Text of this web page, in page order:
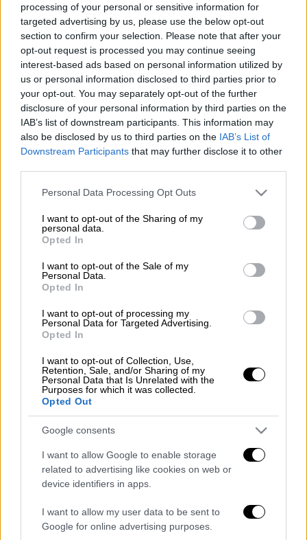
processing of your personal or sensitive information for
targeted advertising by us, please use the below opt-out
section to confirm your selection. Please note that after your
opt-out request is processed you may continue seeing
interest-based ads based on personal information utilized by
us or personal information disclosed to third parties prior to
your opt-out. You may separately opt-out of the further
disclosure of your personal information by third parties on the
IAB’s list of downstream participants. This information may
also be disclosed by us to third parties on the IAB’s List of
Downstream Participants that may further disclose it to other
Please note that this website/app uses one or more Google
not limited to your visit or usage behaviour. You may click to
grant or deny consent to Google and its third-party tags to
use your data for below specified purposes in below Google
consent section.
Personal Data Processing Opt Outs
I want to opt-out of the Sharing of my
personal data.
Opted In
I want to opt-out of the Sale of my
Personal Data.
Opted In
I want to opt-out of processing my
Personal Data for Targeted Advertising.
Opted In
I want to opt-out of Collection, Use,
Retention, Sale, and/or Sharing of my
Personal Data that Is Unrelated with the
Purposes for which it was collected.
Opted Out
Google consents
I want to allow Google to enable storage
related to advertising like cookies on web or
device identifiers in apps.
I want to allow my user data to be sent to
Google for online advertising purposes.
και κανείς δεν τολμούσε να το μεταφράσει...
Προσθέστε το ΕΘΝΟΣ στη Google
Στις στοές είναι κάτι σαν… Ευαγγέλιο και η
γνώση του θεωρείται ιερή. Για ποιο λόγο;
Διαβάστε περισσότερα στοmenshouse.gr
Διαβάστε ακόμη
Επιστήμονες ανακάλυψαν τον τέταρτο
γνωστό τύπο μεταδοτικού καρκίνου στον
κόσμο
Μουντιάλ 2026: «Θα ανατινάξω τον Μέσι με
τέσσερις βόμβες» - Οι τρομοκρατικές
Φρίκη στην Κρήτη: Τουρίστας μπήκε σε
κατάστημα και ρώτησε πόσο «κοστίζει»
ανήλικο κορίτσι για να ασελγήσει πάνω του